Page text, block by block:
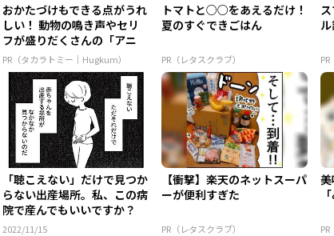
おかたづけもできる点がうれ
しい！ 動物の鳴き声やセリ
フが盛りだくさんの「アニ
ア ...
PR（タカラトミー｜Hugkum）
トマトと○○をあえるだけ！
夏のすぐできごはん
PR（レタスクラブ） PR
「聴こえない」だけで見つか
らない出産場所。私、この病
院で産んでもいいですか？
2022/11/15
【衝撃】楽天のネットスーパ
ーが便利すぎた
PR（レタスクラブ） PR